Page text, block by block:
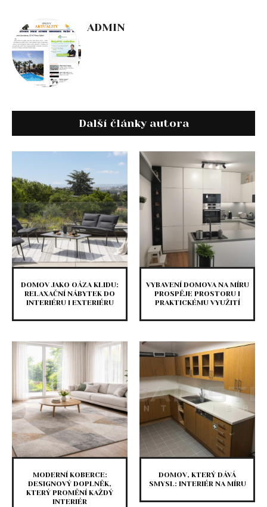
ADMIN
Další články autora
DOMOV JAKO OÁZA KLIDU:
RELAXAČNÍ NÁBYTEK DO
INTERIÉRU I EXTERIÉRU
VYBAVENÍ DOMOVA NA MÍRU
PROSPĚJE PROSTORU I
PRAKTICKÉMU VYUŽITÍ
MODERNÍ KOBERCE:
DESIGNOVÝ DOPLNĚK,
KTERÝ PROMĚNÍ KAŽDÝ
INTERIÉR
DOMOV, KTERÝ DÁVÁ
SMYSL: INTERIÉR NA MÍRU